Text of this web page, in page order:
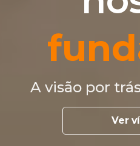
A visão por
Ver